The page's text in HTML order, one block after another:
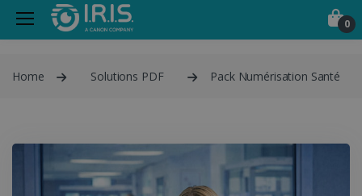
0
Home Solutions PDF Pack Numérisation Santé